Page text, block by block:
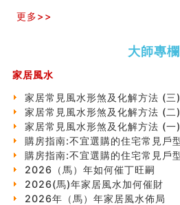
玄空本义(九)
精选1000个五行属土的字
玄空本义(八)
六爻算卦：测腹中胎儿是男是女
中國改革開放總設計師鄧小平命
测字（实例解释）
精选1000个五行属火的字
玄空本义(七)
刘燮鈞讲人相 手纹与命运(二)
商铺如何摆放物品催财招财
极其旺夫的女人面相
更多>>
大師專欄
家居風水
家居常見風水形煞及化解方法 (三)
家居常見風水形煞及化解方法 (二)
家居常見風水形煞及化解方法 (一)
購房指南:不宜選購的住宅常見戶
購房指南:不宜選購的住宅常見戶
2026（馬）年如何催丁旺嗣
2026(馬)年家居風水加何催財
2026年（馬）年家居風水佈局